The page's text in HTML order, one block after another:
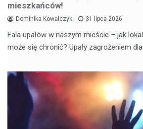
mieszkańców!
Dominika Kowalczyk 31 lipca 2026
Fala upałów w naszym mieście – jak
może się chronić? Upały zagrożeniem